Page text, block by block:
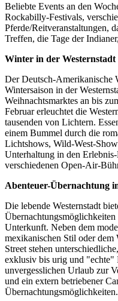
Beliebte Events an den
Rockabilly-Festivals,
Pferde/Reitveranstaltungen,
Treffen, die Tage der
Winter in der Westernstadt
Der Deutsch-Amerikanische
Wintersaison in der
Weihnachtsmarktes an bis
Februar erleuchtet die
tausenden von Lichtern.
einem Bummel durch die
Lichtshows, Wild-West-
Unterhaltung in den
verschiedenen Open-Air-
Abenteuer-Übernachtung
Die lebende Westernstadt
Übernachtungsmöglichkeiten
Unterkunft. Neben dem
mexikanischen Stil oder
Street stehen
exklusiv bis urig und "echte"
unvergesslichen Urlaub zur
und ein extern betriebener
Übernachtungsmöglichkeiten.